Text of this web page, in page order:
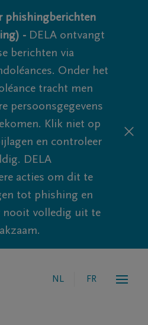
phishingberichten
- DELA ontvangt
berichten via
Onder het
tracht men
persoonsgegevens
Klik niet op
en controleer
DELA
acties om dit te
tot phishing en
nooit volledig uit te
NL FR